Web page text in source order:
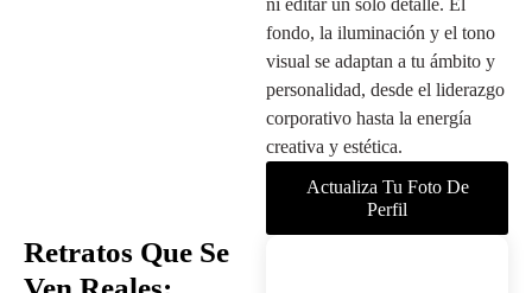
fondo, la iluminación y el tono
visual se adaptan a tu ámbito y
personalidad, desde el liderazgo
corporativo hasta la energía
creativa y estética.
Actualiza Tu Foto De
Perfil
Retratos Que Se